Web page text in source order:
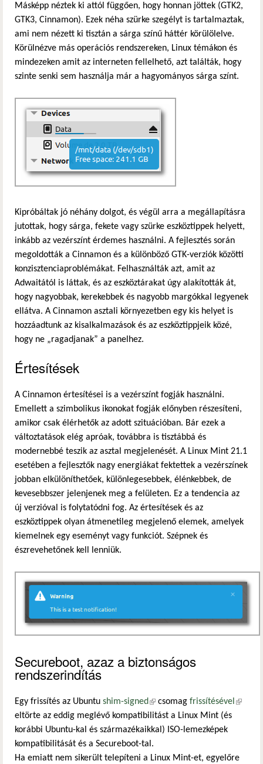
Másképp néztek ki attól függően, hogy honnan jöttek (GTK2,
GTK3, Cinnamon). Ezek néha szürke szegélyt is tartalmaztak,
ami nem nézett ki tisztán a sárga színű háttér körülölelve.
Körülnézve más operációs rendszereken, Linux témákon és
mindezeken amit az interneten fellelhető, azt találták, hogy
szinte senki sem használja már a hagyományos sárga színt.
Kipróbáltak jó néhány dolgot, és végül arra a megállapításra
jutottak, hogy sárga, fekete vagy szürke eszköztippek helyett,
inkább az vezérszínt érdemes használni. A fejlesztés során
megoldották a Cinnamon és a különböző GTK-verziók közötti
konzisztenciaproblémákat. Felhasználták azt, amit az
Adwaitától is láttak, és az eszköztárakat úgy alakították át,
hogy nagyobbak, kerekebbek és nagyobb margókkal legyenek
ellátva. A Cinnamon asztali környezetben egy kis helyet is
hozzáadtunk az kisalkalmazások és az eszköztippjeik közé,
hogy ne „ragadjanak” a panelhez.
Értesítések
A Cinnamon értesítései is a vezérszínt fogják használni.
Emellett a szimbolikus ikonokat fogják előnyben részesíteni,
amikor csak élérhetők az adott szituációban. Bár ezek a
változtatások elég apróak, továbbra is tisztábbá és
modernebbé teszik az asztal megjelenését. A Linux Mint 21.1
esetében a fejlesztők nagy energiákat fektettek a vezérszínek
jobban elkülöníthetőek, különlegesebbek, élénkebbek, de
kevesebbszer jelenjenek meg a felületen. Ez a tendencia az
új verzióval is folytatódni fog. Az értesítések és az
eszköztippek olyan átmenetileg megjelenő elemek, amelyek
kiemelnek egy eseményt vagy funkciót. Szépnek és
észrevehetőnek kell lenniük.
Secureboot, azaz a biztonságos
rendszerindítás
Egy frissítés az Ubuntu shim-signed(külső hivatkozás)
csomag frissítésével(külső
eltörte az eddig meglévő kompatibilitást a Linux Mint (és
korábbi Ubuntu-kal és származékaikkal) ISO-lemezképek
kompatibilitását és a Secureboot-tal.
Ha emiatt nem sikerült telepíteni a Linux Mint-et, egyelőre